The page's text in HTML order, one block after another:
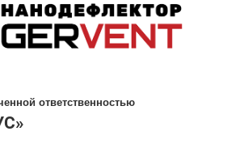
ответственностью